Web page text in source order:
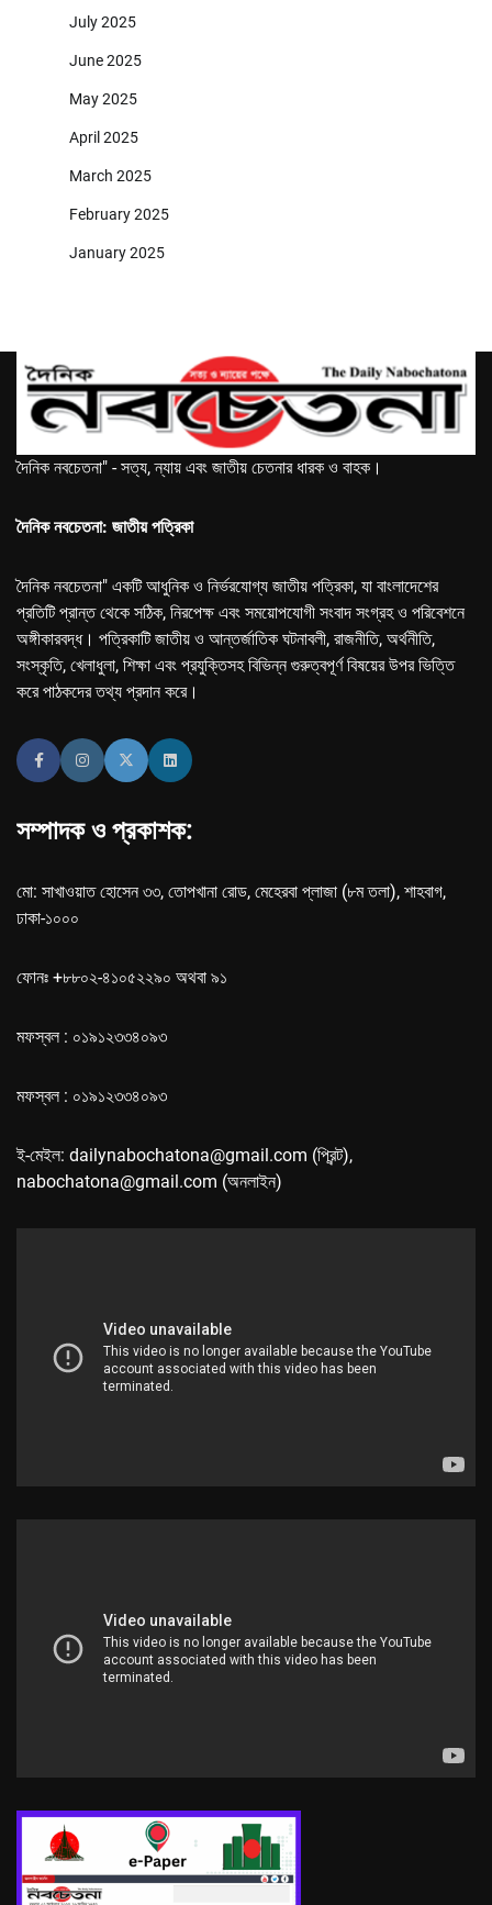
July 2025
June 2025
May 2025
April 2025
March 2025
February 2025
January 2025
দৈনিক নবচেতনা" - সত্য, ন্যায় এবং জাতীয় চেতনার ধারক ও বাহক।
দৈনিক নবচেতনা: জাতীয় পত্রিকা
দৈনিক নবচেতনা" একটি আধুনিক ও নির্ভরযোগ্য জাতীয় পত্রিকা, যা বাংলাদেশের
প্রতিটি প্রান্ত থেকে সঠিক, নিরপেক্ষ এবং সময়োপযোগী সংবাদ সংগ্রহ ও পরিবেশনে
অঙ্গীকারবদ্ধ। পত্রিকাটি জাতীয় ও আন্তর্জাতিক ঘটনাবলী, রাজনীতি, অর্থনীতি,
সংস্কৃতি, খেলাধুলা, শিক্ষা এবং প্রযুক্তিসহ বিভিন্ন গুরুত্বপূর্ণ বিষয়ের উপর ভিত্তি
করে পাঠকদের তথ্য প্রদান করে।
সম্পাদক ও প্রকাশক:
মো: সাখাওয়াত হোসেন ৩৩, তোপখানা রোড, মেহেরবা প্লাজা (৮ম তলা), শাহবাগ,
ঢাকা-১০০০
ফোনঃ +৮৮০২-৪১০৫২২৯০ অথবা ৯১
মফস্বল : ০১৯১২৩৩৪০৯৩
মফস্বল : ০১৯১২৩৩৪০৯৩
ই-মেইল: dailynabochatona@gmail.com (প্রিন্ট),
nabochatona@gmail.com (অনলাইন)